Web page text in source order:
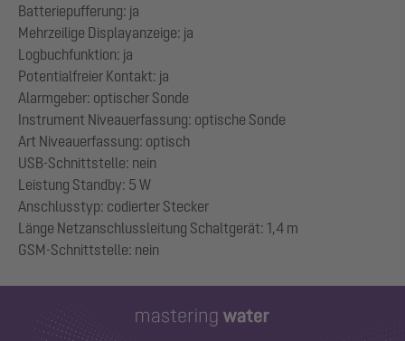
Batteriepufferung: ja
Mehrzeilige Displayanzeige: ja
Logbuchfunktion: ja
Potentialfreier Kontakt: ja
Alarmgeber: optischer Sonde
Instrument Niveauerfassung: optische Sonde
Art Niveauerfassung: optisch
USB-Schnittstelle: nein
Leistung Standby: 5 W
Anschlusstyp: codierter Stecker
Länge Netzanschlussleitung Schaltgerät: 1,4 m